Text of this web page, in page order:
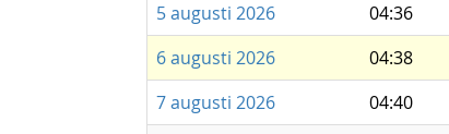
5 augusti 2026
04:36
6 augusti 2026
04:38
7 augusti 2026
04:40